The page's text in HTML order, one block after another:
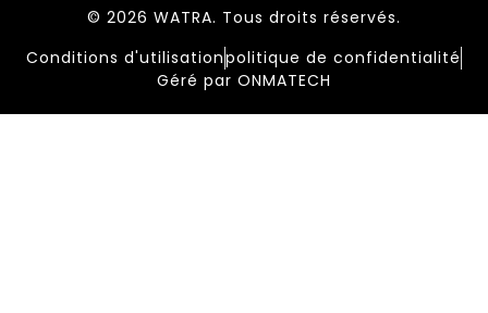
© 2026 WATRA. Tous droits réservés.
Conditions d'utilisationpolitique de confidentialité
Géré par ONMATECH